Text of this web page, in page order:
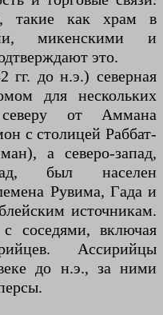
такие как храм в
микенскими и
это.
гг. до н.э.) северная
для нескольких
от Аммана
с столицей Раббат-
а северо-запад,
был населен
Рувима, Гада и
источникам.
соседями, включая
Ассирийцы
до н.э., за ними